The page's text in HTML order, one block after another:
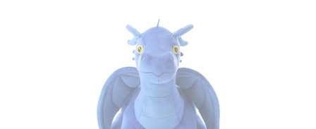
Peluche Sgaeyl Fourth Wing
Un azul profundo puede cambiar
por completo la energía de una
colección. El peluche Sgaeyl
Fourth Wing 36 cm lleva a
formato suave la presencia del
raro dragón azul de la saga
Empyrean, con una silueta
reconocible y un acabado
pensado para destacar.